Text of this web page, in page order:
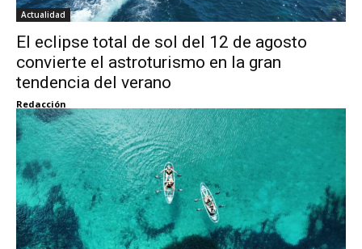
Actualidad
El eclipse total de sol del 12 de agosto
convierte el astroturismo en la gran
tendencia del verano
Redacción